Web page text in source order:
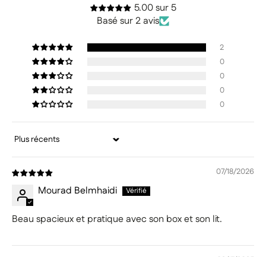
5.00 sur 5
Basé sur 2 avis
2
0
0
0
0
Sort by
07/18/2026
Mourad Belmhaidi
Beau spacieux et pratique avec son box et son lit.